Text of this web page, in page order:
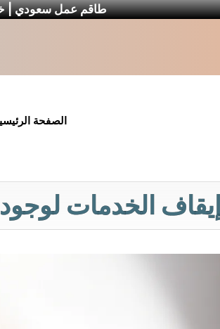
طاقم عمل سعودي |
الصفحة
الخدمات